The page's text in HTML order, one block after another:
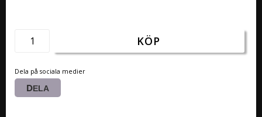
KÖP
Dela på sociala medier
DELA